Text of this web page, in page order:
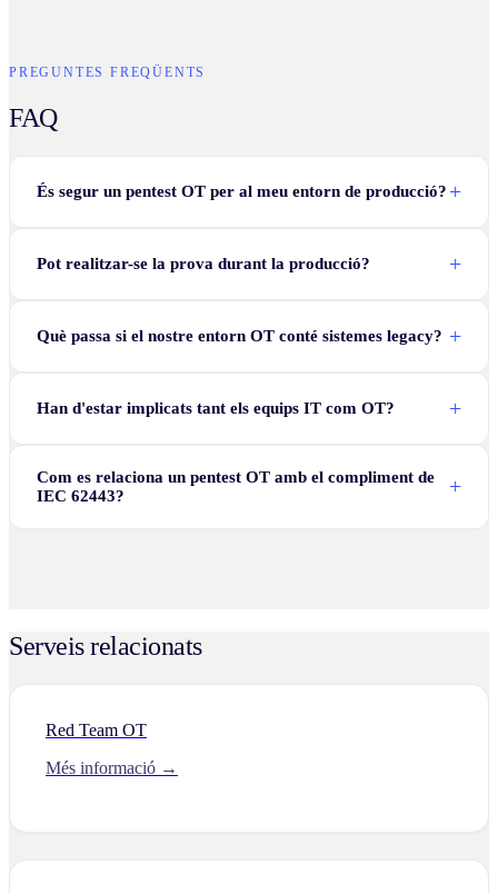
PREGUNTES FREQÜENTS
FAQ
És segur un pentest OT per al meu entorn de producció?
Pot realitzar-se la prova durant la producció?
Què passa si el nostre entorn OT conté sistemes legacy?
Han d'estar implicats tant els equips IT com OT?
Com es relaciona un pentest OT amb el compliment de
IEC 62443?
Serveis relacionats
Red Team OT
Més informació →